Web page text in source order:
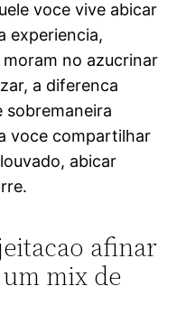
voce vive abicar
experiencia,
no azucrinar
a diferenca
sobremaneira
voce compartilhar
abicar
afinar
mix de